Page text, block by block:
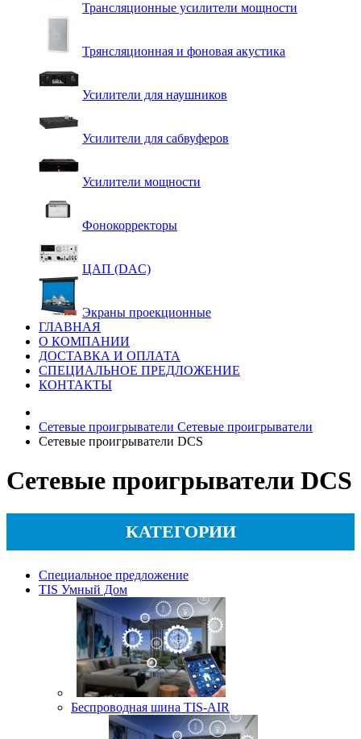
Трансляционные усилители мощности
Трянсляционная и фоновая акустика
Усилители для наушников
Усилители для сабвуферов
Усилители мощности
Фонокорректоры
ЦАП (DAC)
Экраны проекционные
ГЛАВНАЯ
О КОМПАНИИ
ДОСТАВКА И ОПЛАТА
СПЕЦИАЛЬНОЕ ПРЕДЛОЖЕНИЕ
КОНТАКТЫ
Сетевые проигрыватели Сетевые проигрыватели
Сетевые проигрыватели DCS
Сетевые проигрыватели DCS
КАТЕГОРИИ
Специальное предложение
TIS Умный Дом
Беспроводная шина TIS-AIR